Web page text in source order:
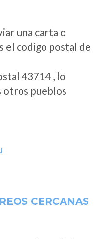
una carta o
el codigo postal de
43714 , lo
otros pueblos
CERCANAS